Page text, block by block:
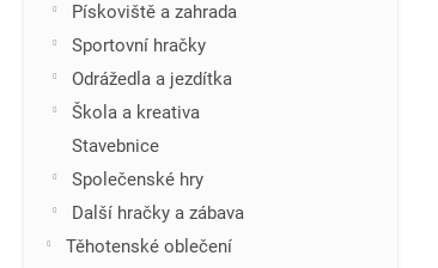
Pískoviště a zahrada
Sportovní hračky
Odrážedla a jezdítka
Škola a kreativa
Stavebnice
Společenské hry
Další hračky a zábava
Těhotenské oblečení